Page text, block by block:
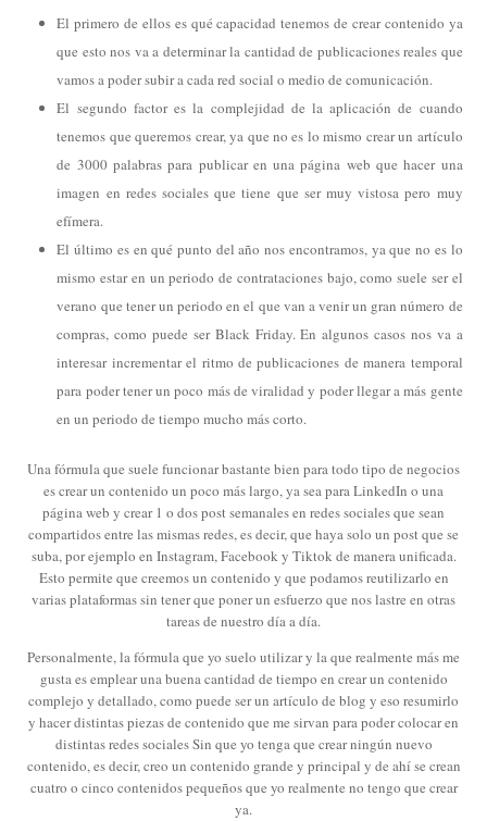
El primero de ellos es qué capacidad tenemos de crear contenido ya
que esto nos va a determinar la cantidad de publicaciones reales que
vamos a poder subir a cada red social o medio de comunicación.
El segundo factor es la complejidad de la aplicación de cuando
tenemos que queremos crear, ya que no es lo mismo crear un artículo
de 3000 palabras para publicar en una página web que hacer una
imagen en redes sociales que tiene que ser muy vistosa pero muy
efímera.
El último es en qué punto del año nos encontramos, ya que no es lo
mismo estar en un periodo de contrataciones bajo, como suele ser el
verano que tener un periodo en el que van a venir un gran número de
compras, como puede ser Black Friday. En algunos casos nos va a
interesar incrementar el ritmo de publicaciones de manera temporal
para poder tener un poco más de viralidad y poder llegar a más gente
en un periodo de tiempo mucho más corto.
Una fórmula que suele funcionar bastante bien para todo tipo de negocios
es crear un contenido un poco más largo, ya sea para LinkedIn o una
página web y crear 1 o dos post semanales en redes sociales que sean
compartidos entre las mismas redes, es decir, que haya solo un post que se
suba, por ejemplo en Instagram, Facebook y Tiktok de manera unificada.
Esto permite que creemos un contenido y que podamos reutilizarlo en
varias plataformas sin tener que poner un esfuerzo que nos lastre en otras
tareas de nuestro día a día.
Personalmente, la fórmula que yo suelo utilizar y la que realmente más me
gusta es emplear una buena cantidad de tiempo en crear un contenido
complejo y detallado, como puede ser un artículo de blog y eso resumirlo
y hacer distintas piezas de contenido que me sirvan para poder colocar en
distintas redes sociales Sin que yo tenga que crear ningún nuevo
contenido, es decir, creo un contenido grande y principal y de ahí se crean
cuatro o cinco contenidos pequeños que yo realmente no tengo que crear
ya.